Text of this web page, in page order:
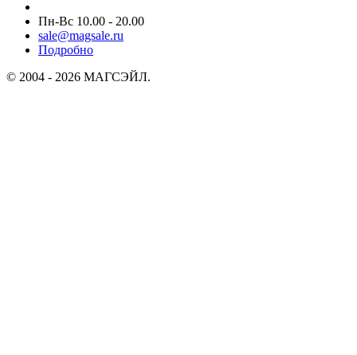
Пн-Вс 10.00 - 20.00
sale@magsale.ru
Подробно
© 2004 - 2026 МАГСЭЙЛ.